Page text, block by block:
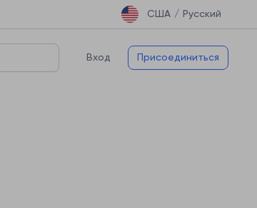
США / Русский
Вход Присоединиться